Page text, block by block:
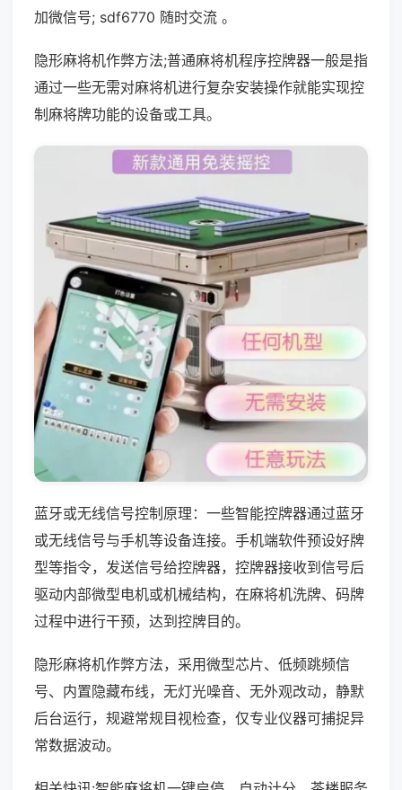
加微信号; sdf6770 随时交流 。
隐形麻将机作弊方法;普通麻将机程序控牌器一般是指
通过一些无需对麻将机进行复杂安装操作就能实现控
制麻将牌功能的设备或工具。
蓝牙或无线信号控制原理：一些智能控牌器通过蓝牙
或无线信号与手机等设备连接。手机端软件预设好牌
型等指令，发送信号给控牌器，控牌器接收到信号后
驱动内部微型电机或机械结构，在麻将机洗牌、码牌
过程中进行干预，达到控牌目的。
隐形麻将机作弊方法，采用微型芯片、低频跳频信
号、内置隐藏布线，无灯光噪音、无外观改动，静默
后台运行，规避常规目视检查，仅专业仪器可捕捉异
常数据波动。